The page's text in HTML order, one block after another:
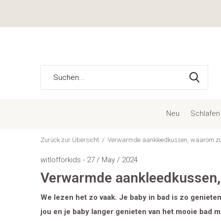
Neu Schlafen
Zurück zur Übersicht Verwarmde aankleedkussen, waarom
witlofforkids - 27 / May / 2024
Verwarmde
We lezen het zo vaak. Je baby in bad is zo
jou en je baby langer genieten van het mooie bad